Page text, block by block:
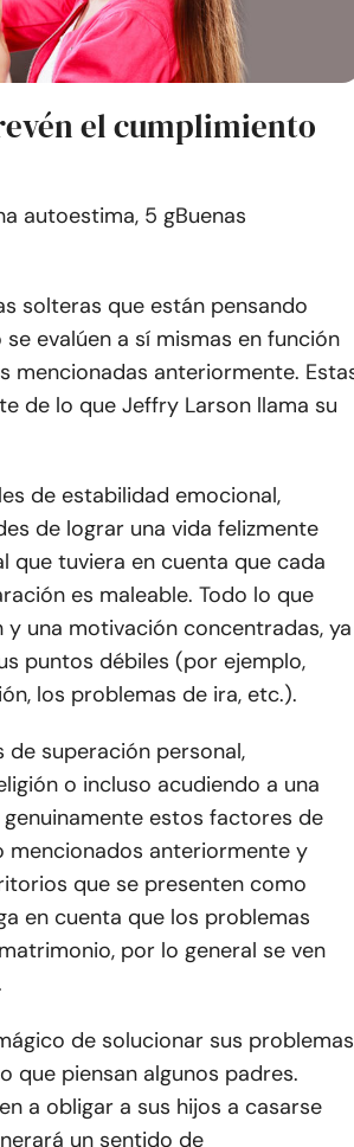
el cumplimiento
autoestima, 5 gBuenas
solteras que están pensando
evalúen a sí mismas en función
mencionadas anteriormente.
de lo que Jeffry Larson llama su
de estabilidad emocional,
de lograr una vida felizmente
que tuviera en cuenta que cada
es maleable. Todo lo que
una motivación concentradas, ya
puntos débiles (por ejemplo,
los problemas de ira, etc.).
de superación personal,
o incluso acudiendo a una
estos factores de
anteriormente y
que se presenten como
en cuenta que los problemas
por lo general se ven
de solucionar sus
que piensan algunos padres.
a obligar a sus hijos a casarse
un sentido de